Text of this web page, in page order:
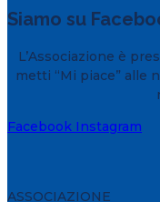
Siamo su
L’Associazione è
metti “Mi piace” alle
Facebook Instagram
ASSOCIAZIONE